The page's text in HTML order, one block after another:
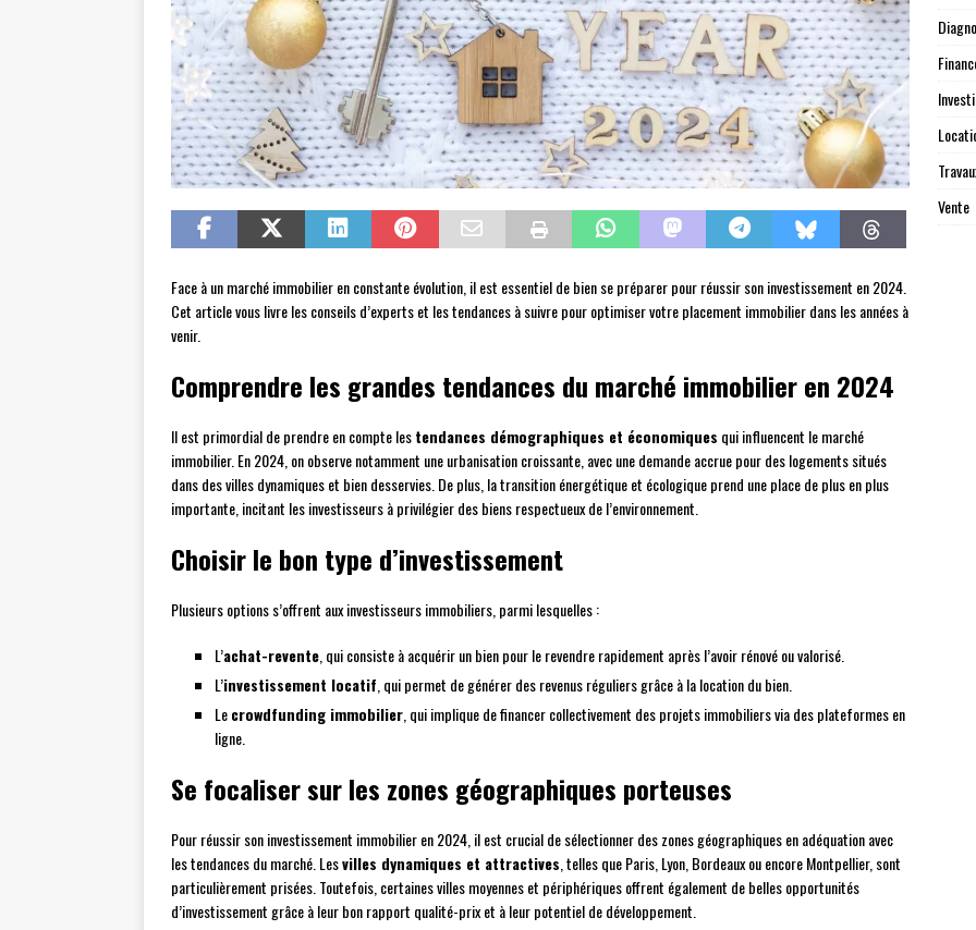
Face à un marché immobilier en constante évolution, il est essentiel de bien se préparer pour réussir son investissement en 2024.
Cet article vous livre les conseils d’experts et les tendances à suivre pour optimiser votre placement immobilier dans les années à
venir.
Comprendre les grandes tendances du marché immobilier en 2024
Il est primordial de prendre en compte lestendances démographiques et économiques qui influencent le marché
immobilier. En 2024, on observe notamment une urbanisation croissante, avec une demande accrue pour des logements situés
dans des villes dynamiques et bien desservies. De plus, la transition énergétique et écologique prend une place de plus en plus
importante, incitant les investisseurs à privilégier des biens respectueux de l’environnement.
Choisir le bon type d’investissement
Plusieurs options s’offrent aux investisseurs immobiliers, parmi lesquelles :
L’achat-revente , qui consiste à acquérir un bien pour le revendre rapidement après l’avoir rénové ou valorisé.
L’investissement locatif , qui permet de générer des revenus réguliers grâce à la location du bien.
Lecrowdfunding immobilier , qui implique de financer collectivement des projets immobiliers via des plateformes en
ligne.
Se focaliser sur les zones géographiques porteuses
Pour réussir son investissement immobilier en 2024, il est crucial de sélectionner des zones géographiques en adéquation avec
les tendances du marché. Lesvilles dynamiques et attractives , telles que Paris, Lyon, Bordeaux ou encore Montpellier, sont
particulièrement prisées. Toutefois, certaines villes moyennes et périphériques offrent également de belles opportunités
d’investissement grâce à leur bon rapport qualité-prix et à leur potentiel de développement.
Vente